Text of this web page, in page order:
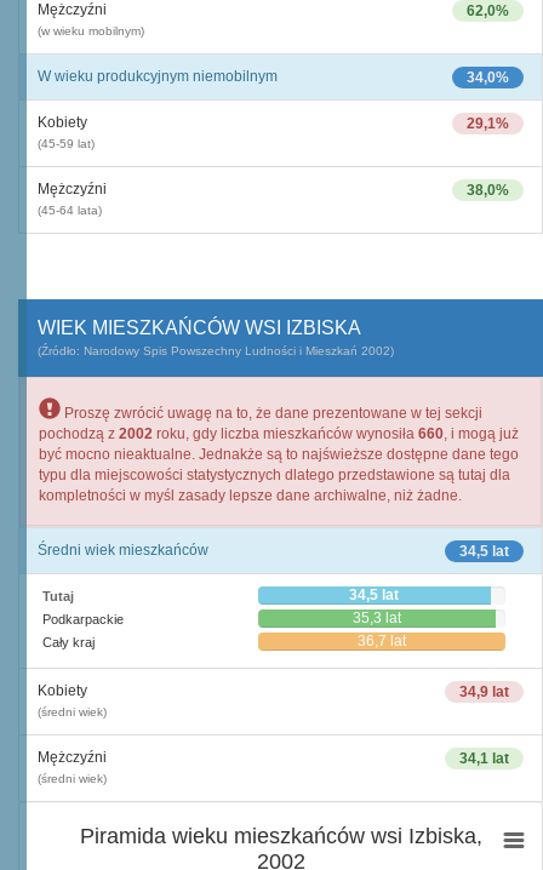
62,0%
Mężczyźni
(w wieku mobilnym)
34,0%
W wieku produkcyjnym niemobilnym
29,1%
Kobiety
(45-59 lat)
38,0%
Mężczyźni
(45-64 lata)
WIEK MIESZKAŃCÓW WSI IZBISKA
(Źródło: Narodowy Spis Powszechny Ludności i Mieszkań 2002)
Proszę zwrócić uwagę na to, że dane prezentowane w tej sekcji
pochodzą z 2002 roku, gdy liczba mieszkańców wynosiła 660, i mogą już
być mocno nieaktualne. Jednakże są to najświeższe dostępne dane tego
typu dla miejscowości statystycznych dlatego przedstawione są tutaj dla
kompletności w myśl zasady lepsze dane archiwalne, niż żadne.
34,5 lat
Średni wiek mieszkańców
Tutaj 34,5 lat
Podkarpackie 35,3 lat
Cały kraj 36,7 lat
34,9 lat
Kobiety
(średni wiek)
34,1 lat
Mężczyźni
(średni wiek)
Piramida wieku mieszkańców wsi Izbiska,
2002